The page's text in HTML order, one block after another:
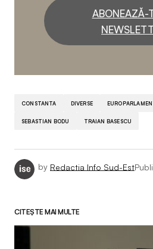
ABONEAZĂ-
CONSTANTA DIVERSE
SEBASTIAN BODU TRAIAN BASESCU
by Redactia Info Sud-Est
CITEȘTE MAI MULTE